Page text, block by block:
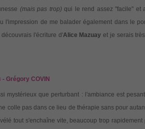
(mais pas trop) qui le rend assez "facile" et
l'impression de me balader également dans le
l'écriture d'Alice Mazuay et je serais
- Grégory COVIN
mystérieux que perturbant : l'ambiance est
colle pas dans ce lieu de thérapie sans pour
tout s'enchaîne vite, beaucoup trop